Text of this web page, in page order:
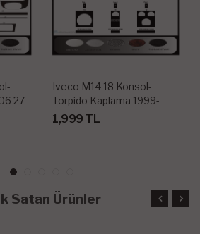
27
Iveco M14 18 Konsol-
Torpido Kaplama 1999-
2002 18 Parça
1,999 TL
Satan Ürünler